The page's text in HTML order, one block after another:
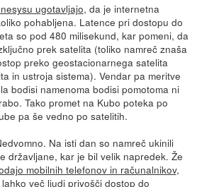
ugotavljajo, da je internetna
pohabljena. Latence pri dostopu do
so pod 480 milisekund, kar pomeni, da
prek satelita (toliko namreč znaša
preko geostacionarnega satelita
in ustroja sistema). Vendar pa meritve
bodisi namenoma bodisi pomotoma ni
Tako promet na Kubo poteka po
pa še vedno po satelitih.
Na isti dan so namreč ukinili
državljane, kar je bil velik napredek. Že
mobilnih telefonov in računalnikov,
več ljudi privošči dostop do